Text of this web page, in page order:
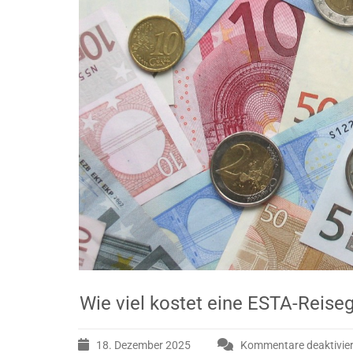
Wie viel kostet eine ESTA-
18. Dezember 2025 Kommentare